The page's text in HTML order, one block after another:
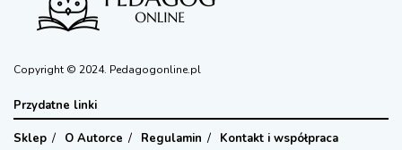
Copyright © 2024. Pedagogonline.pl
Przydatne linki
Sklep O Autorce Regulamin Kontakt i współpraca